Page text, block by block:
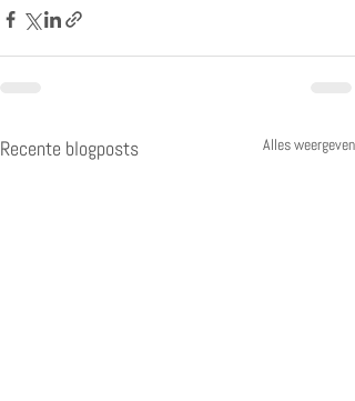
Recente blogposts Alles weergeven